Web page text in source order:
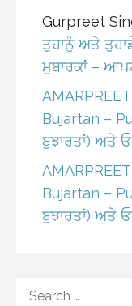
Gurpreet
ਤੁਹਾਨੂੰ ਅਤੇ
ਮੁਬਾਰਕਾਂ –
Bujartan –
ਬੁਝਾਰਤਾਂ) ਅਤੇ
Bujartan –
ਬੁਝਾਰਤਾਂ) ਅਤੇ